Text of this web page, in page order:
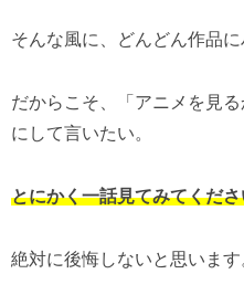
そんな風に、どんどん作品に
だからこそ、「アニメを見
にして言いたい。
とにかく一話見てみてくだ
絶対に後悔しないと思います